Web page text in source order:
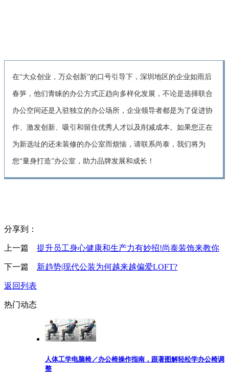
在“大众创业，万众创新”的口号引导下，深圳地区的企业如雨后
春笋， 他们青睐的办公方式正趋向多样化发展， 不论是选择联合
办公空间还是入驻独立的办公场所，企业领导者都是为了促进协
作、激发创新、吸引和留住优秀人才以及削减成本。如果您正在
为新选址的还未装修的办公室而烦恼，请联系尚泰，我们将为
您“量身打造”办公室，助力品牌发展和成长！
分享到：
上一篇 提升员工身心健康和生产力有妙招!尚泰装饰来教你
下一篇 新趋势|现代公装为何越来越偏爱LOFT?
返回列表
热门动态
人体工学电脑椅／办公椅操作指南，跟著图解轻松学办公椅调
整